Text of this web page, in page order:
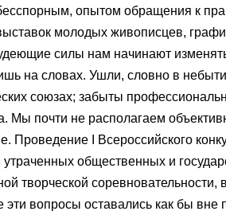
опытом обращения к
молодых живописцев,
силы нам начинают
на словах. Ушли, словно в
союзах; забыты
Мы почти не располагаем
Проведение I Всероссийского
утраченных общественных и
творческой
эти вопросы оставались как бы вне